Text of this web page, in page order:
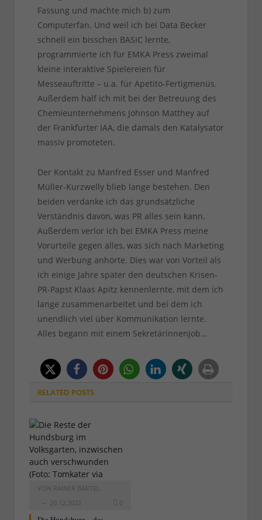
Fassung und machte mich b) zum
Computerfan. Und weil ich bei Data Becker
schnell ein bisschen BASIC lernte,
programmierte ich für EMKA Press zweimal
kleine interaktive Spielereien für
Messeauftritte – u.a. für Apetito-Fertigmenüs.
Außerdem half ich mit bei der Betreuung des
Chemieunternehmens Johnson Matthey auf
der Frankfurter IAA, die damals den Katalysator
massiv promoteten.
Der Kontakt zu Manfred Esser und Manfred
Müller-Kurzwelly blieb lange bestehen. Den
beiden verdanke ich das grundsätzliche
Verständnis davon, was PR alles sein kann.
Außerdem verlor ich bei EMKA Press meine
Vorurteile gegen alles, was sich nach Marketing
und Werbung anhörte. Dies war von Vorteil als
ich einige Jahre später den deutschen Krisen-
PR-Papst Klaas Apitz kennenlernte, mit dem ich
lange zusammenarbeitet und bei dem ich
unendlich viel über Kommunikation lernte.
Alles begann mit einem Sekretärinnenjob…
RELATED POSTS
VON RAINER BARTEL
20.12.2022
0